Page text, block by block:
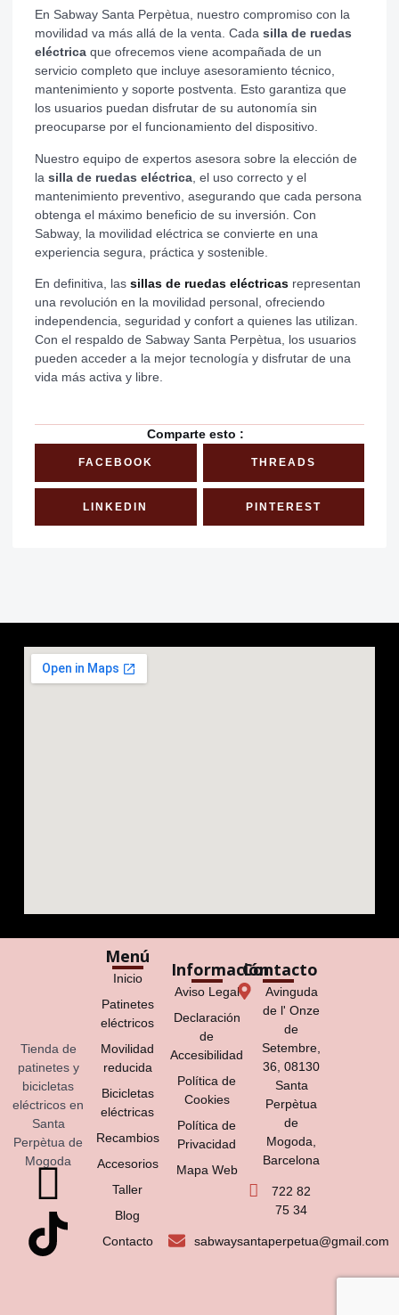
En Sabway Santa Perpètua, nuestro compromiso con la
movilidad va más allá de la venta. Cada silla de ruedas
eléctrica que ofrecemos viene acompañada de un
servicio completo que incluye asesoramiento técnico,
mantenimiento y soporte postventa. Esto garantiza que
los usuarios puedan disfrutar de su autonomía sin
preocuparse por el funcionamiento del dispositivo.
Nuestro equipo de expertos asesora sobre la elección de
la silla de ruedas eléctrica , el uso correcto y el
mantenimiento preventivo, asegurando que cada persona
obtenga el máximo beneficio de su inversión. Con
Sabway, la movilidad eléctrica se convierte en una
experiencia segura, práctica y sostenible.
En definitiva, las sillas de ruedas eléctricas representan
una revolución en la movilidad personal, ofreciendo
independencia, seguridad y confort a quienes las utilizan.
Con el respaldo de Sabway Santa Perpètua, los usuarios
pueden acceder a la mejor tecnología y disfrutar de una
vida más activa y libre.
Comparte esto :
FACEBOOK THREADS
LINKEDIN PINTEREST
Tienda de
patinetes y
bicicletas
eléctricos en
Santa
Perpètua de
Mogoda
Menú
Inicio
Patinetes
eléctricos
Movilidad
reducida
Bicicletas
eléctricas
Recambios
Accesorios
Taller
Blog
Contacto
Información
Aviso Legal
Declaración
de
Accesibilidad
Política de
Cookies
Política de
Privacidad
Mapa Web
Contacto
Avinguda
de l' Onze
de
Setembre,
36, 08130
Santa
Perpètua
de
Mogoda,
Barcelona
722 82
75 34
sabwaysantaperpetua@gmail.com